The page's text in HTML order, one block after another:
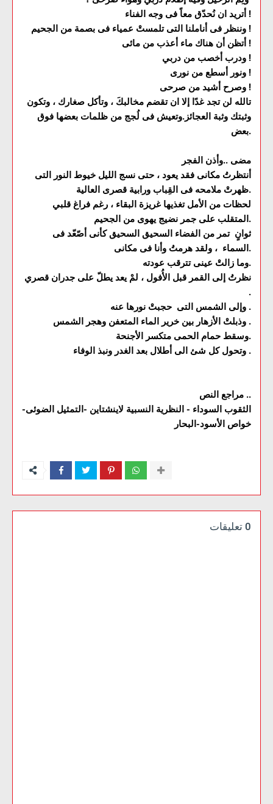
أتريد ان نُحدّق معاً فى وجه الفناء !
وننظر فى أناملنا التى تلمستْ عمياء فى بصمة من الجحيم !
أتظن أن هناك ماء أعذب من مائى !
ودرب أخصب من دربي !
ونور أسطع من نورى !
وصرح أشيد من صرحى !
تالله لن تجد غدًا إلا ان تقضم مخالبكَ ، وتأكل صغارك ، وتكون
وثبتك وثبة العجائز.وتعيش فى لُجج من ظلمات بعضها فوق
بعض.
مضى ..وأذن الفجر
أنتظرتُ مكانى فقد يعود ، حتى نسج الليل خيوط النور التى
ظهرتْ ملامحه فى القِباب ورابية قصرى العالية.
لحظات من الأمل تغذيها غريزة البقاء ، رغم فراغ قلبي
المتقلب على جمر نضيج يهوى من الجحيم.
ثوانٍ تمر من الفضاء السحيق السحيق كأنى أصّعّد فى
السماء ، ولقد هرمتُ وأنا فى مكانى.
وما زالتْ عينى تترقب عودته.
نظرتُ إلى القمر قبل الأُفول ، لمْ يعد يطلّ على جدران قصري
.
وإلى الشمس التى حجبتْ نورها عنه .
وذبلتْ الأزهار بين خرير الماء المتعفن وهجر الشمس .
وسقط حمام الحمى متكسر الأجنحة.
وتحول كل شئ الى أطلال بعد الغدر ونبذ الوفاء .
مراجع النص ..
الثقوب السوداء - النظرية النسبية لاينشتاين -التمثيل الضوئى-
خواص الأسود-البحار
0 تعليقات